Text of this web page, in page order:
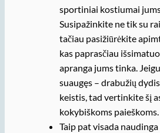
sportiniai kostiumai
Susipažinkite ne tik su
tačiau pasižiūrėkite
kas paprasčiau
apranga jums tinka.
suaugęs – drabužių
keistis, tad vertinkite šį
kokybiškoms paieškoms.
Taip pat visada